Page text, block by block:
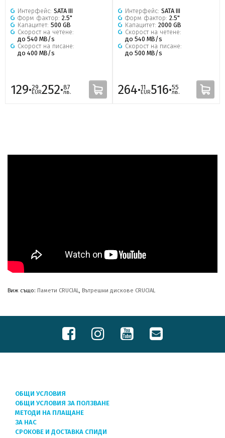
Интерфейс: SATA III
Форм фактор: 2.5"
Капацитет: 500 GB
Скорост на четене:
до 540 MB/s
Скорост на писане:
до 400 MB/s
129·29
EUR252·87
лв.
Интерфейс: SATA III
Форм фактор: 2.5"
Капацитет: 2000 GB
Скорост на четене:
до 540 MB/s
Скорост на писане:
до 500 MB/s
264·11
EUR516·55
лв.
Виж също: Памети CRUCIAL, Вътрешни дискове CRUCIAL
ОБЩИ УСЛОВИЯ
ОБЩИ УСЛОВИЯ ЗА ПОЛЗВАНЕ
МЕТОДИ НА ПЛАЩАНЕ
ЗА НАС
СРОКОВЕ И ДОСТАВКА СПИДИ